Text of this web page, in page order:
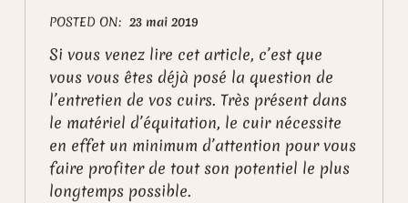
POSTED ON: 23 mai 2019
Si vous venez lire cet article, c’est que
vous vous êtes déjà posé la question de
l’entretien de vos cuirs. Très présent dans
le matériel d’équitation, le cuir nécessite
en effet un minimum d’attention pour vous
faire profiter de tout son potentiel le plus
longtemps possible.